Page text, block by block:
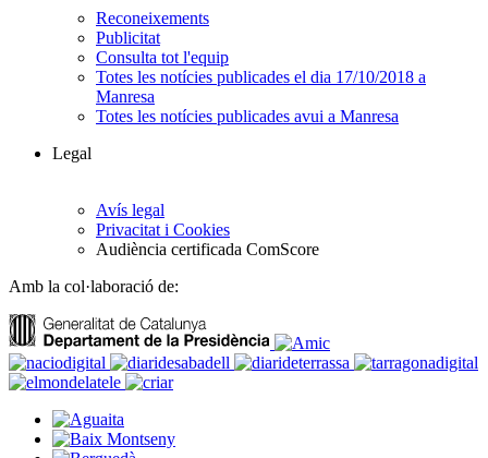
Reconeixements
Publicitat
Consulta tot l'equip
Totes les notícies publicades el dia 17/10/2018 a
Manresa
Totes les notícies publicades avui a Manresa
Legal
Avís legal
Privacitat i Cookies
Audiència certificada ComScore
Amb la col·laboració de: